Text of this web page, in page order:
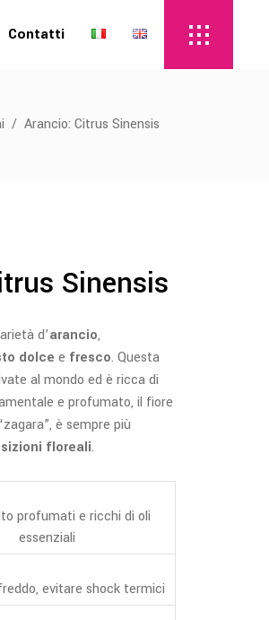
Contatti
/ Arancio: Citrus Sinensis
Sinensis
d’arancio,
dolce e fresco. Questa
al mondo ed è ricca di
e profumato, il fiore
è sempre più
floreali.
profumati e ricchi di oli
essenziali
evitare shock termici